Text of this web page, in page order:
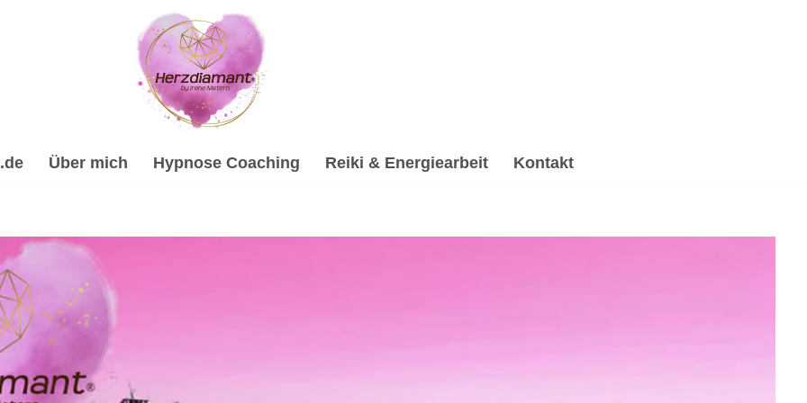
Über mich Hypnose Coaching Reiki & Energiearbeit Kontakt
Energiearbeit & Reiki, Psychologische Beratung, Spirituelle Trauerverarbeitung & Trauerhilfe,
& Trauerhilfe, ✔️ Hypnose, ✔️ Energiearbeit & Reiki, ✔️ Psychologische Beratung und ✔️ Spirituelles
Dein Online Hypnose-Coach & psychologische Beraterin. Ich bin Dein Schlüssel zum Erfolg ✉.